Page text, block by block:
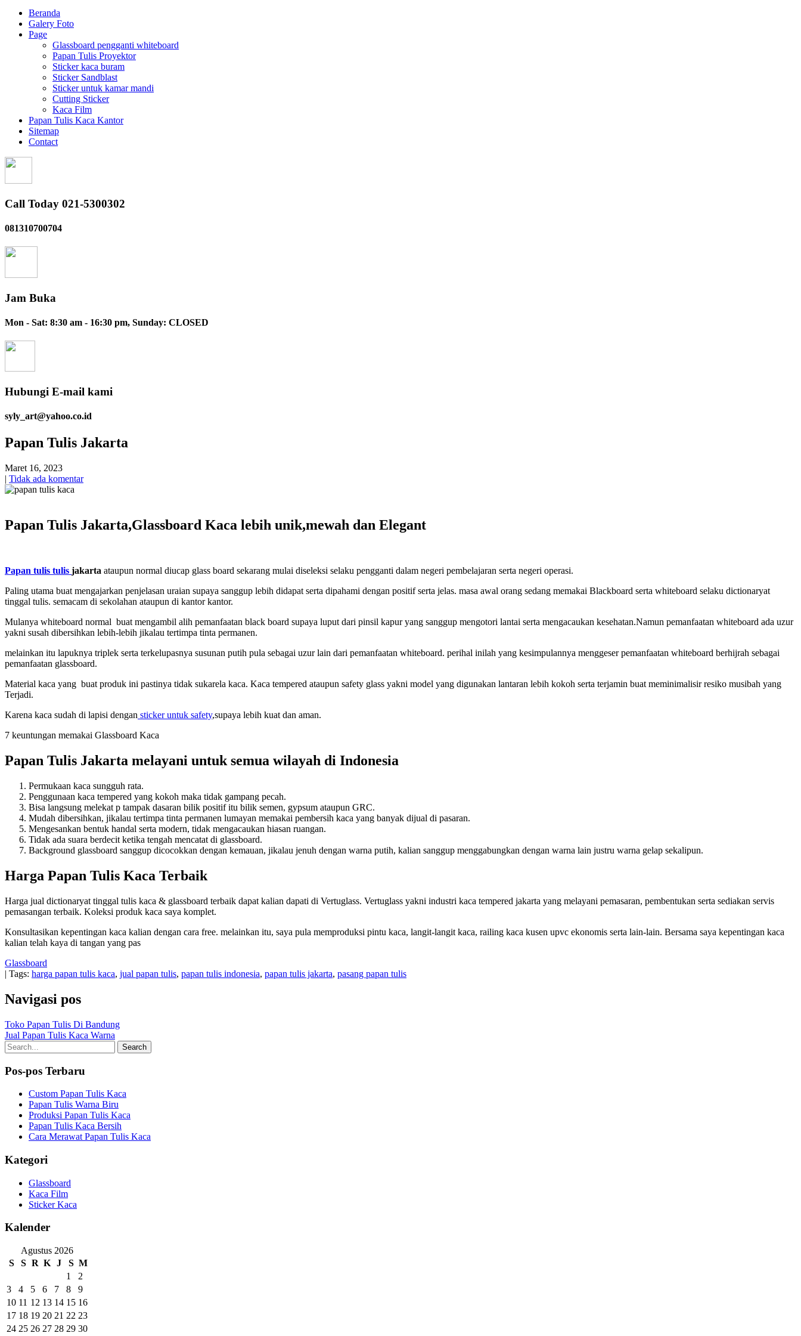
Beranda
Galery Foto
Page
Glassboard pengganti whiteboard
Papan Tulis Proyektor
Sticker kaca buram
Sticker Sandblast
Sticker untuk kamar mandi
Cutting Sticker
Kaca Film
Papan Tulis Kaca Kantor
Sitemap
Contact
Call Today 021-5300302
081310700704
Jam Buka
Mon - Sat: 8:30 am - 16:30 pm, Sunday: CLOSED
Hubungi E-mail kami
syly_art@yahoo.co.id
Papan Tulis Jakarta
Maret 16, 2023
| Tidak ada komentar
Papan Tulis Jakarta,Glassboard Kaca lebih unik,mewah dan Elegant
Papan tulis tulis jakarta ataupun normal diucap glass board sekarang mulai diseleksi selaku pengganti dalam negeri pembelajaran serta negeri operasi.
Paling utama buat mengajarkan penjelasan uraian supaya sanggup lebih didapat serta dipahami dengan positif serta jelas. masa awal orang sedang memakai Blackboard serta whiteboard selaku dictionaryat
tinggal tulis. semacam di sekolahan ataupun di kantor kantor.
Mulanya whiteboard normal buat mengambil alih pemanfaatan black board supaya luput dari pinsil kapur yang sanggup mengotori lantai serta mengacaukan kesehatan.Namun pemanfaatan whiteboard ada uzur
yakni susah dibersihkan lebih-lebih jikalau tertimpa tinta permanen.
melainkan itu lapuknya triplek serta terkelupasnya susunan putih pula sebagai uzur lain dari pemanfaatan whiteboard. perihal inilah yang kesimpulannya menggeser pemanfaatan whiteboard berhijrah sebagai
pemanfaatan glassboard.
Material kaca yang buat produk ini pastinya tidak sukarela kaca. Kaca tempered ataupun safety glass yakni model yang digunakan lantaran lebih kokoh serta terjamin buat meminimalisir resiko musibah yang
Terjadi.
Karena kaca sudah di lapisi dengan sticker untuk safety,supaya lebih kuat dan aman.
7 keuntungan memakai Glassboard Kaca
Papan Tulis Jakarta melayani untuk semua wilayah di Indonesia
Permukaan kaca sungguh rata.
Penggunaan kaca tempered yang kokoh maka tidak gampang pecah.
Bisa langsung melekat p tampak dasaran bilik positif itu bilik semen, gypsum ataupun GRC.
Mudah dibersihkan, jikalau tertimpa tinta permanen lumayan memakai pembersih kaca yang banyak dijual di pasaran.
Mengesankan bentuk handal serta modern, tidak mengacaukan hiasan ruangan.
Tidak ada suara berdecit ketika tengah mencatat di glassboard.
Background glassboard sanggup dicocokkan dengan kemauan, jikalau jenuh dengan warna putih, kalian sanggup menggabungkan dengan warna lain justru warna gelap sekalipun.
Harga Papan Tulis Kaca Terbaik
Harga jual dictionaryat tinggal tulis kaca & glassboard terbaik dapat kalian dapati di Vertuglass. Vertuglass yakni industri kaca tempered jakarta yang melayani pemasaran, pembentukan serta sediakan servis
pemasangan terbaik. Koleksi produk kaca saya komplet.
Konsultasikan kepentingan kaca kalian dengan cara free. melainkan itu, saya pula memproduksi pintu kaca, langit-langit kaca, railing kaca kusen upvc ekonomis serta lain-lain. Bersama saya kepentingan kaca
kalian telah kaya di tangan yang pas
Glassboard
| Tags: harga papan tulis kaca, jual papan tulis, papan tulis indonesia, papan tulis jakarta, pasang papan tulis
Navigasi pos
Toko Papan Tulis Di Bandung
Jual Papan Tulis Kaca Warna
Pos-pos Terbaru
Custom Papan Tulis Kaca
Papan Tulis Warna Biru
Produksi Papan Tulis Kaca
Papan Tulis Kaca Bersih
Cara Merawat Papan Tulis Kaca
Kategori
Glassboard
Kaca Film
Sticker Kaca
Kalender
Agustus 2026
S
S R K J S M
1
2
3
4 5 6 7 8
9
10 11 12 13 14 15 16
17 18 19 20 21 22 23
24 25 26 27 28 29 30